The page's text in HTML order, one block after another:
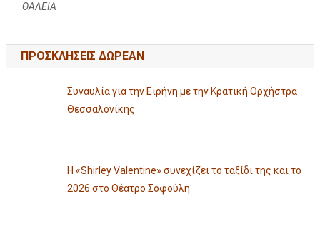
ΘΑΛΕΙΑ
ΠΡΟΣΚΛΗΣΕΙΣ ΔΩΡΕΑΝ
Συναυλία για την Ειρήνη με την Κρατική Ορχήστρα
Θεσσαλονίκης
Η «Shirley Valentine» συνεχίζει το ταξίδι της και το
2026 στο Θέατρο Σοφούλη